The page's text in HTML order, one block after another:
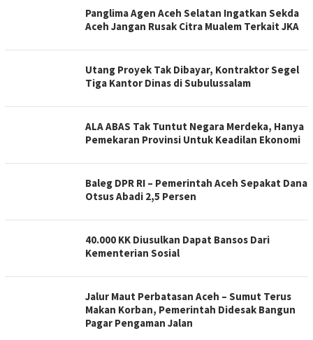
Panglima Agen Aceh Selatan Ingatkan Sekda
Aceh Jangan Rusak Citra Mualem Terkait JKA
Utang Proyek Tak Dibayar, Kontraktor Segel
Tiga Kantor Dinas di Subulussalam
ALA ABAS Tak Tuntut Negara Merdeka, Hanya
Pemekaran Provinsi Untuk Keadilan Ekonomi
Baleg DPR RI – Pemerintah Aceh Sepakat Dana
Otsus Abadi 2,5 Persen
40.000 KK Diusulkan Dapat Bansos Dari
Kementerian Sosial
Jalur Maut Perbatasan Aceh – Sumut Terus
Makan Korban, Pemerintah Didesak Bangun
Pagar Pengaman Jalan